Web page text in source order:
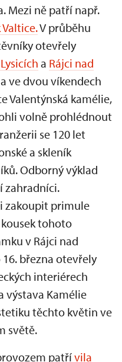
Mezi ně patří např.
V průběhu
otevřely
a Rájci nad
ve dvou víkendech
Valentýnská kamélie,
volně prohlédnout
se 120 let
a skleník
Odborný výklad
zahradníci.
zakoupit primule
tohoto
v Rájci nad
března otevřely
interiérech
výstava Kamélie
těchto květin ve
světě.
patřívila